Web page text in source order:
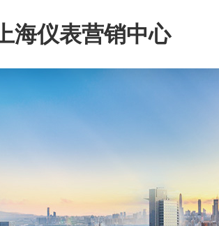
海仪表营销中心